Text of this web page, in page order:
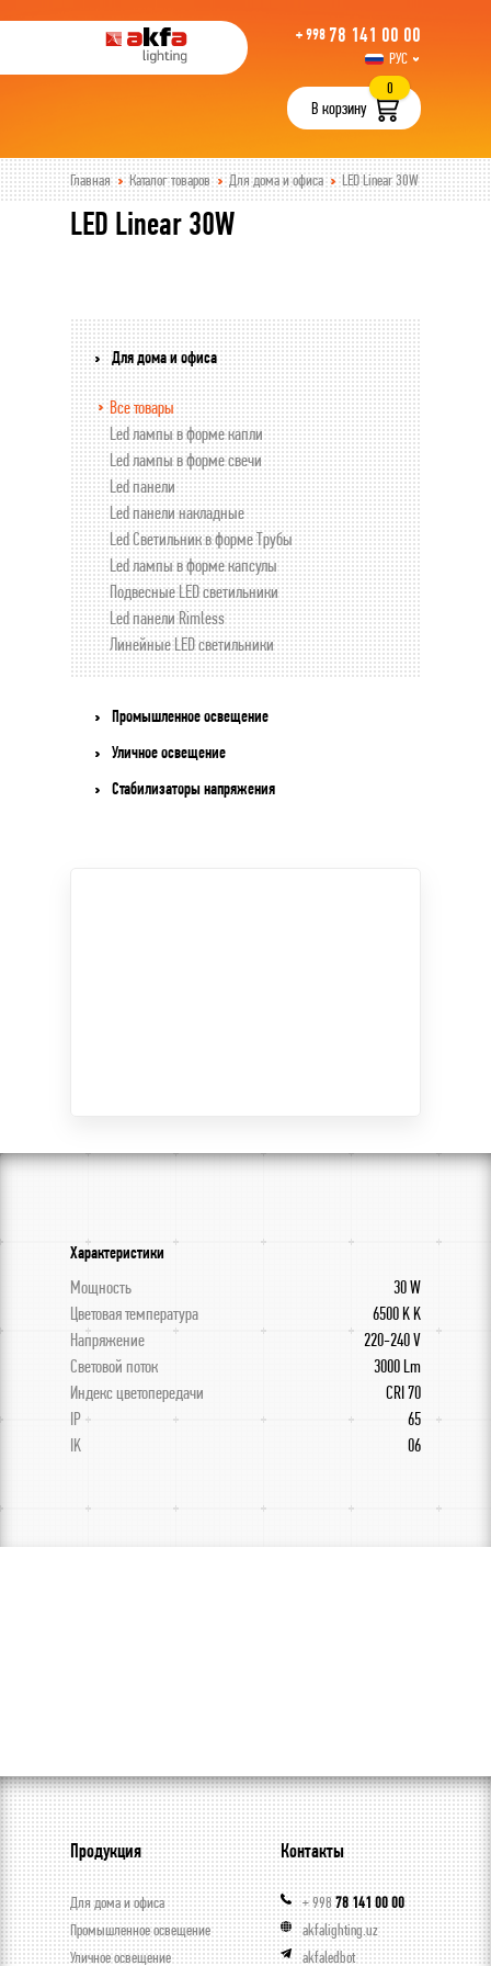
+ 998 78 141 00 00
РУС
UZB
В корзину
0
Главная Каталог товаров Для дома и офиса LED Linear 30W
LED Linear 30W
Для дома и офиса
Все товары
Led лампы в форме капли
Led лампы в форме свечи
Led панели
Led панели накладные
Led Светильник в форме Трубы
Led лампы в форме капсулы
Подвесные LED светильники
Led панели Rimless
Линейные LED светильники
Промышленное освещение
Уличное освещение
Стабилизаторы напряжения
Характеристики
Мощность
30 W
Цветовая температура
6500 K K
Напряжение
220-240 V
Световой поток
3000 Lm
Индекс цветопередачи
CRI 70
IP
65
IK
06
Продукция
Для дома и офиса
Промышленное освещение
Уличное освещение
Контакты
+ 99878 141 00 00
akfalighting.uz
akfaledbot